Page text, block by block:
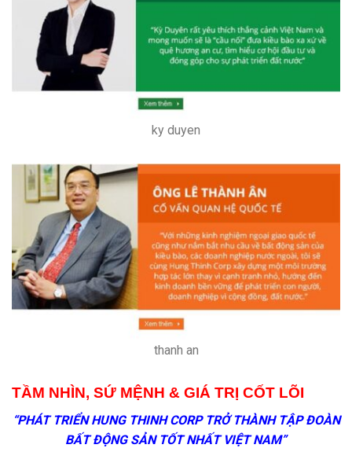
ky duyen
thanh an
TẦM NHÌN, SỨ MỆNH & GIÁ TRỊ CỐT LÕI
“PHÁT TRIỂN HUNG THINH CORP TRỞ THÀNH TẬP ĐOÀN
BẤT ĐỘNG SẢN TỐT NHẤT VIỆT NAM”